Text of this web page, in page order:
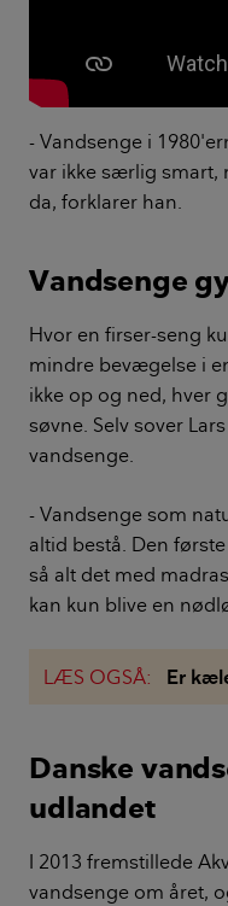
- Vandsenge i
var ikke særlig smart,
da, forklarer han.
Vandsenge
Hvor en firser-seng
mindre bevægelse i
ikke op og ned, hver
søvne. Selv sover
vandsenge.
- Vandsenge som
altid bestå. Den
så alt det med
kan kun blive en
LÆS OGSÅ: Er
Danske
udlandet
I 2013 fremstillede
vandsenge om året,